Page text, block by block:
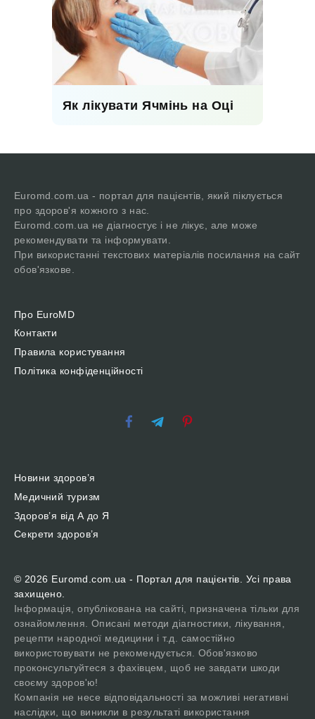
Як лікувати Ячмінь на Оці
Euromd.com.ua - портал для пацієнтів, який піклується
про здоров'я кожного з нас.
Euromd.com.ua не діагностує і не лікує, але може
рекомендувати та інформувати.
При використанні текстових матеріалів посилання на сайт
обов'язкове.
Про EuroMD
Контакти
Правила користування
Політика конфіденційності
Новини здоров’я
Медичний туризм
Здоров’я від А до Я
Секрети здоров’я
© 2026 Euromd.com.ua - Портал для пацієнтів. Усі права
захищено.
Інформація, опублікована на сайті, призначена тільки для
ознайомлення. Описані методи діагностики, лікування,
рецепти народної медицини і т.д. самостійно
використовувати не рекомендується. Обов'язково
проконсультуйтеся з фахівцем, щоб не завдати шкоди
своєму здоров'ю!
Компанія не несе відповідальності за можливі негативні
наслідки, що виникли в результаті використання